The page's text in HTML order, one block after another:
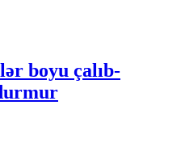
boyu çalıb-